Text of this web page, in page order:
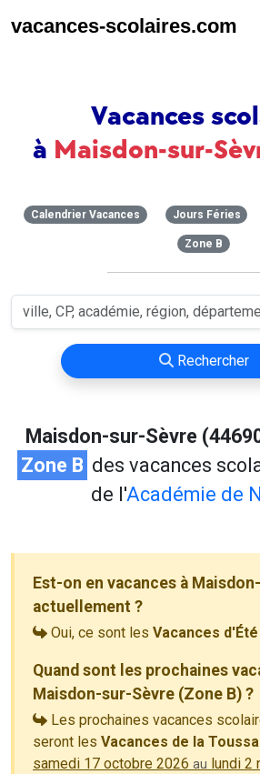
vacances-scolaires.com
Vacances
à Maisdon-sur-
Calendrier Vacances Jours Féries
Zone B
Rechercher
Maisdon-sur-Sèvre
Zone B des vacances
de l'Académie de
Est-on en vacances à
actuellement ?
Oui, ce sont les Vacances d'Été
Quand sont les prochaines
Maisdon-sur-Sèvre (Zone B) ?
Les prochaines vacances
seront les Vacances de la
samedi 17 octobre 2026 au lundi 2